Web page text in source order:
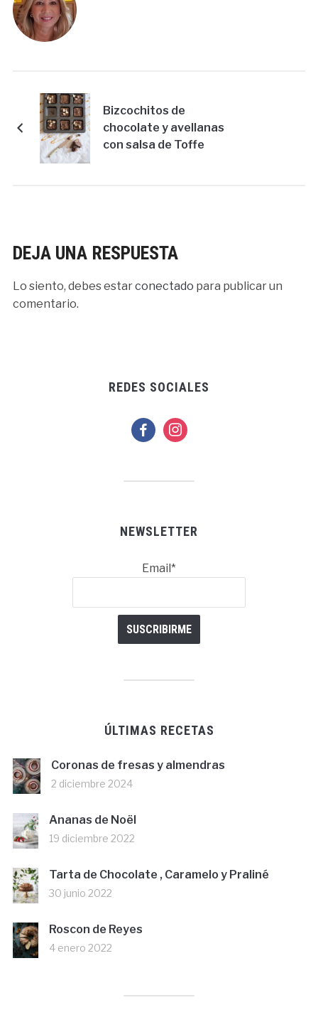
Bizcochitos de
chocolate y avellanas
con salsa de Toffe
DEJA UNA RESPUESTA
Lo siento, debes estarconectado para publicar un
comentario.
REDES SOCIALES
facebookinstagram
NEWSLETTER
Email*
ÚLTIMAS RECETAS
Coronas de fresas y almendras
2 diciembre 2024
Ananas de Noël
19 diciembre 2022
Tarta de Chocolate , Caramelo y Praliné
30 junio 2022
Roscon de Reyes
4 enero 2022